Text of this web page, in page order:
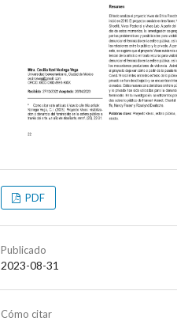
PDF
Publicado
2023-08-31
Cómo citar